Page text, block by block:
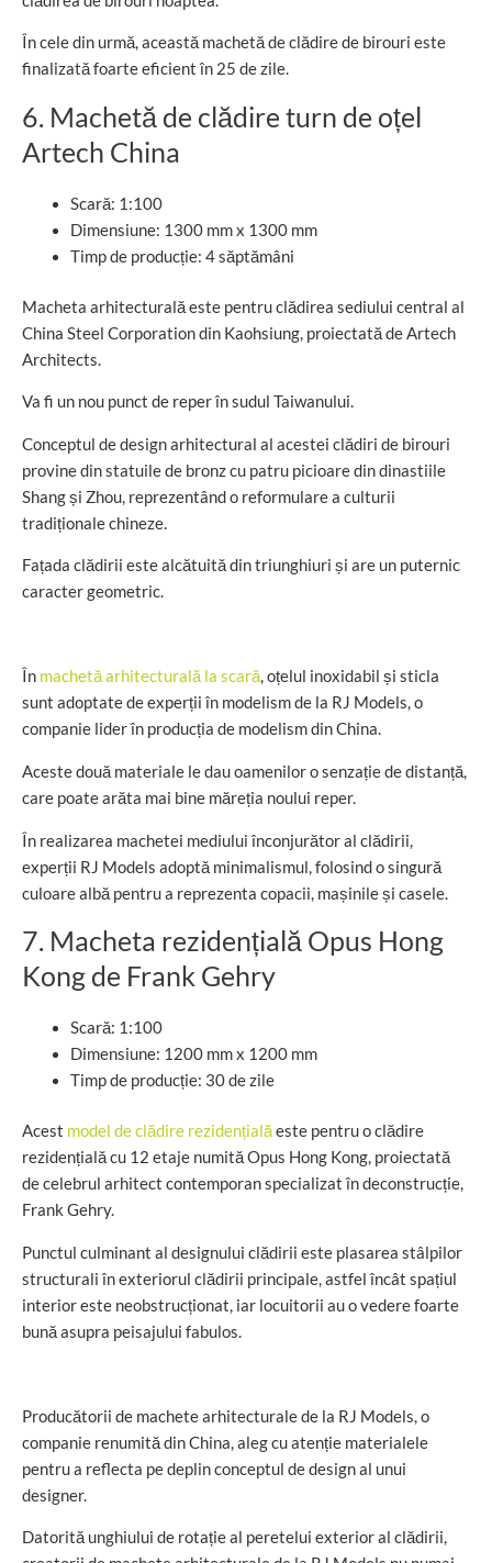
În cele din urmă, această machetă de clădire de birouri este
finalizată foarte eficient în 25 de zile.
6. Machetă de clădire turn de oțel
Artech China
Scară: 1:100
Dimensiune: 1300 mm x 1300 mm
Timp de producție: 4 săptămâni
Macheta arhitecturală este pentru clădirea sediului central al
China Steel Corporation din Kaohsiung, proiectată de Artech
Architects.
Va fi un nou punct de reper în sudul Taiwanului.
Conceptul de design arhitectural al acestei clădiri de birouri
provine din statuile de bronz cu patru picioare din dinastiile
Shang și Zhou, reprezentând o reformulare a culturii
tradiționale chineze.
Fațada clădirii este alcătuită din triunghiuri și are un puternic
caracter geometric.
În machetă arhitecturală la scară, oțelul inoxidabil și sticla
sunt adoptate de experții în modelism de la RJ Models, o
companie lider în producția de modelism din China.
Aceste două materiale le dau oamenilor o senzație de distanță,
care poate arăta mai bine măreția noului reper.
În realizarea machetei mediului înconjurător al clădirii,
experții RJ Models adoptă minimalismul, folosind o singură
culoare albă pentru a reprezenta copacii, mașinile și casele.
7. Macheta rezidențială Opus Hong
Kong de Frank Gehry
Scară: 1:100
Dimensiune: 1200 mm x 1200 mm
Timp de producție: 30 de zile
Acest model de clădire rezidențialăeste pentru o clădire
rezidențială cu 12 etaje numită Opus Hong Kong, proiectată
de celebrul arhitect contemporan specializat în deconstrucție,
Frank Gehry.
Punctul culminant al designului clădirii este plasarea stâlpilor
structurali în exteriorul clădirii principale, astfel încât spațiul
interior este neobstrucționat, iar locuitorii au o vedere foarte
bună asupra peisajului fabulos.
Producătorii de machete arhitecturale de la RJ Models, o
companie renumită din China, aleg cu atenție materialele
pentru a reflecta pe deplin conceptul de design al unui
designer.
Datorită unghiului de rotație al peretelui exterior al clădirii,